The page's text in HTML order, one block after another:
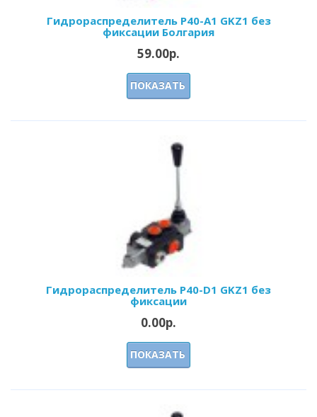
Гидрораспределитель Р40-А1 GKZ1 без
фиксации Болгария
59.00р.
ПОКАЗАТЬ
Гидрораспределитель Р40-D1 GKZ1 без
фиксации
0.00р.
ПОКАЗАТЬ